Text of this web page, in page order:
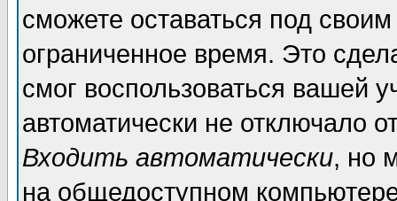
сможете оставаться под
ограниченное время. Это
смог воспользоваться вашей
автоматически не отключало
Входить автоматически, но
на общедоступном